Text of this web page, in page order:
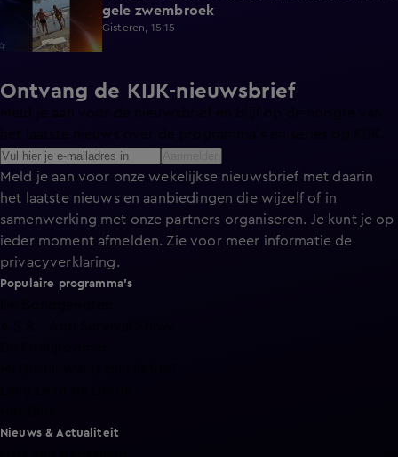
gele zwembroek
Gisteren, 15:15
Ontvang de KIJK-nieuwsbrief
Meld je aan voor onze wekelijkse nieuwsbrief met daarin
het laatste nieuws en aanbiedingen die wijzelf of in
samenwerking met onze partners organiseren. Je kunt je op
ieder moment afmelden. Zie voor meer informatie de
privacyverklaring.
Populaire programma's
Nieuws & Actualiteit